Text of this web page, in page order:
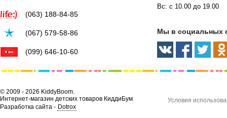
(063) 188-84-85
(067) 579-58-86
(099) 646-10-60
Вс: с 10.00 до 19.00
Мы в социальных
© 2009 - 2026 KiddyBoom.
Интернет-магазин детских товаров КиддиБум
Разработка сайта - Dotrox
Условия